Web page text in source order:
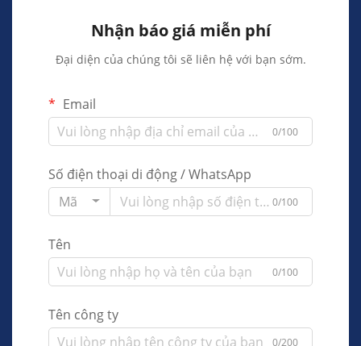
Nhận báo giá miễn phí
Đại diện của chúng tôi sẽ liên hệ với bạn sớm.
Email
0/100
Số điện thoại di động / WhatsApp
Mã
0/100
Tên
0/100
Tên công ty
0/200